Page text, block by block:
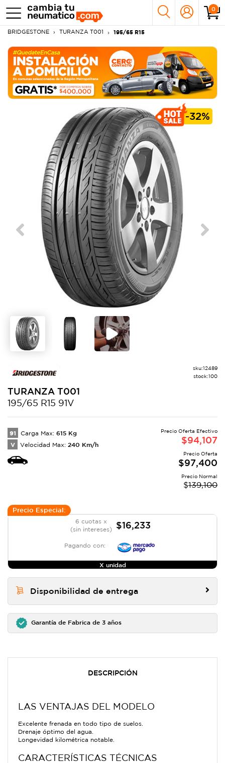
0
BRIDGESTONE TURANZA T001 195/65 R15
-32%
Previous Next
sku:12489
stock:100
TURANZA T001
195/65 R15 91V
91 Carga Max: 615 Kg
V Velocidad Max: 240 Km/h
Precio Oferta Efectivo
$94,107
Precio Oferta
$97,400
Precio Normal
$139,100
Precio Especial:
6 cuotas x
(sin intereses)
$16,233
Pagando con:
X unidad
Disponibilidad de entrega
Garantía de Fabrica de 3 años
DESCRIPCIÓN
LAS VENTAJAS DEL MODELO
Excelente frenada en todo tipo de suelos.
Drenaje óptimo del agua.
Longevidad kilométrica notable.
CARACTERÍSTICAS TÉCNICAS